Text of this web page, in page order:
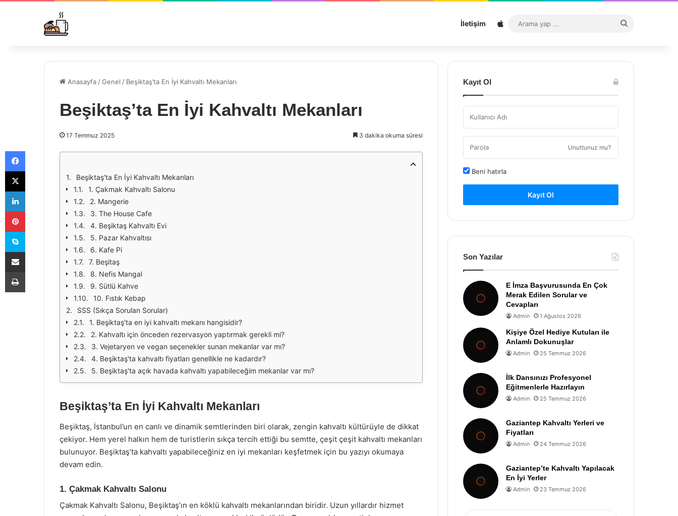
İletişim Sitemap
...
Anasayfa /Genel / Beşiktaş’ta En İyi Kahvaltı Mekanları
Beşiktaş’ta En İyi Kahvaltı Mekanları
17 Temmuz 2025 3 dakika okuma süresi
Beşiktaş'ta En İyi Kahvaltı Mekanları
1. Çakmak Kahvaltı Salonu
2. Mangerie
3. The House Cafe
4. Beşiktaş Kahvaltı Evi
5. Pazar Kahvaltısı
6. Kafe Pi
7. Beşitaş
8. Nefis Mangal
9. Sütlü Kahve
10. Fıstık Kebap
SSS (Sıkça Sorulan Sorular)
1. Beşiktaş'ta en iyi kahvaltı mekanı hangisidir?
2. Kahvaltı için önceden rezervasyon yaptırmak gerekli mi?
3. Vejetaryen ve vegan seçenekler sunan mekanlar var mı?
4. Beşiktaş'ta kahvaltı fiyatları genellikle ne kadardır?
5. Beşiktaş'ta açık havada kahvaltı yapabileceğim mekanlar var mı?
Beşiktaş’ta En İyi Kahvaltı Mekanları
Beşiktaş, İstanbul’un en canlı ve dinamik semtlerinden biri olarak, zengin kahvaltı kültürüyle de dikkat
çekiyor. Hem yerel halkın hem de turistlerin sıkça tercih ettiği bu semtte, çeşit çeşit kahvaltı mekanları
bulunuyor. Beşiktaş’ta kahvaltı yapabileceğiniz en iyi mekanları keşfetmek için bu yazıyı okumaya
devam edin.
1. Çakmak Kahvaltı Salonu
Çakmak Kahvaltı Salonu, Beşiktaş’ın en köklü kahvaltı mekanlarından biridir. Uzun yıllardır hizmet
Kayıt Ol
Unuttunuz mu?
Beni hatırla
Kayıt Ol
Son Yazılar
E İmza Başvurusunda En Çok
Merak Edilen Sorular ve
Cevapları
Admin 1 Ağustos 2026
Kişiye Özel Hediye Kutuları ile
Anlamlı Dokunuşlar
Admin 25 Temmuz 2026
İlk Dansınızı Profesyonel
Eğitmenlerle Hazırlayın
Admin 25 Temmuz 2026
Gaziantep Kahvaltı Yerleri ve
Fiyatları
Admin 24 Temmuz 2026
Gaziantep’te Kahvaltı Yapılacak
En İyi Yerler
Admin 23 Temmuz 2026
Facebook
X
LinkedIn
Pinterest
Skype
E-Posta ile paylaş